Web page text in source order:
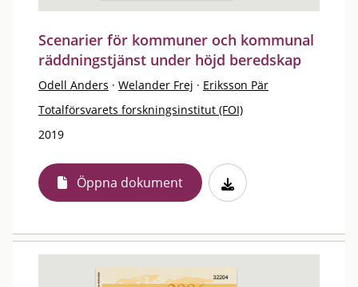
Scenarier för kommuner och kommunal
räddningstjänst under höjd beredskap
Odell Anders · Welander Frej · Eriksson Pär
Totalförsvarets forskningsinstitut (FOI)
2019
Öppna dokument